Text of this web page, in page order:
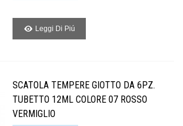
Leggi Di Piú
SCATOLA TEMPERE GIOTTO DA 6PZ.
TUBETTO 12ML COLORE 07 ROSSO
VERMIGLIO